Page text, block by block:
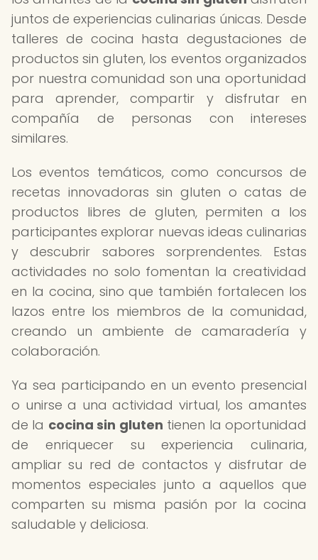
juntos de experiencias culinarias únicas. Desde
talleres de cocina hasta degustaciones de
productos sin gluten, los eventos organizados
por nuestra comunidad son una oportunidad
para aprender, compartir y disfrutar en
compañía de personas con intereses
similares.
Los eventos temáticos, como concursos de
recetas innovadoras sin gluten o catas de
productos libres de gluten, permiten a los
participantes explorar nuevas ideas culinarias
y descubrir sabores sorprendentes. Estas
actividades no solo fomentan la creatividad
en la cocina, sino que también fortalecen los
lazos entre los miembros de la comunidad,
creando un ambiente de camaradería y
colaboración.
Ya sea participando en un evento presencial
o unirse a una actividad virtual, los amantes
de la cocina sin gluten tienen la oportunidad
de enriquecer su experiencia culinaria,
ampliar su red de contactos y disfrutar de
momentos especiales junto a aquellos que
comparten su misma pasión por la cocina
saludable y deliciosa.